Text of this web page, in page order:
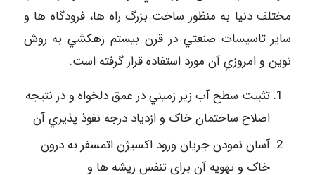
مختلف دنيا به منظور ساخت بزرگ راه ها، فرودگاه ها و
ساير تاسيسات صنعتي در قرن بيستم زهكشي به روش
نوين و امروزي آن مورد استفاده قرار گرفته است.
تثبيت سطح آب زير زميني در عمق دلخواه و در نتيجه
اصلاح ساختمان خاک و ازدياد درجه نفوذ پذيري آن
آسان نمودن جريان ورود اكسيژن اتمسفر به درون
خاک و تهويه آن براي تنفس ريشه ها و